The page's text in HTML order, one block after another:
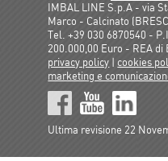
IMBAL LINE S.p.A - via
Marco - Calcinato
Tel. +39 030 6870540 -
200.000,00 Euro - REA di
privacy policy |cookies
marketing e
Ultima revisione 22